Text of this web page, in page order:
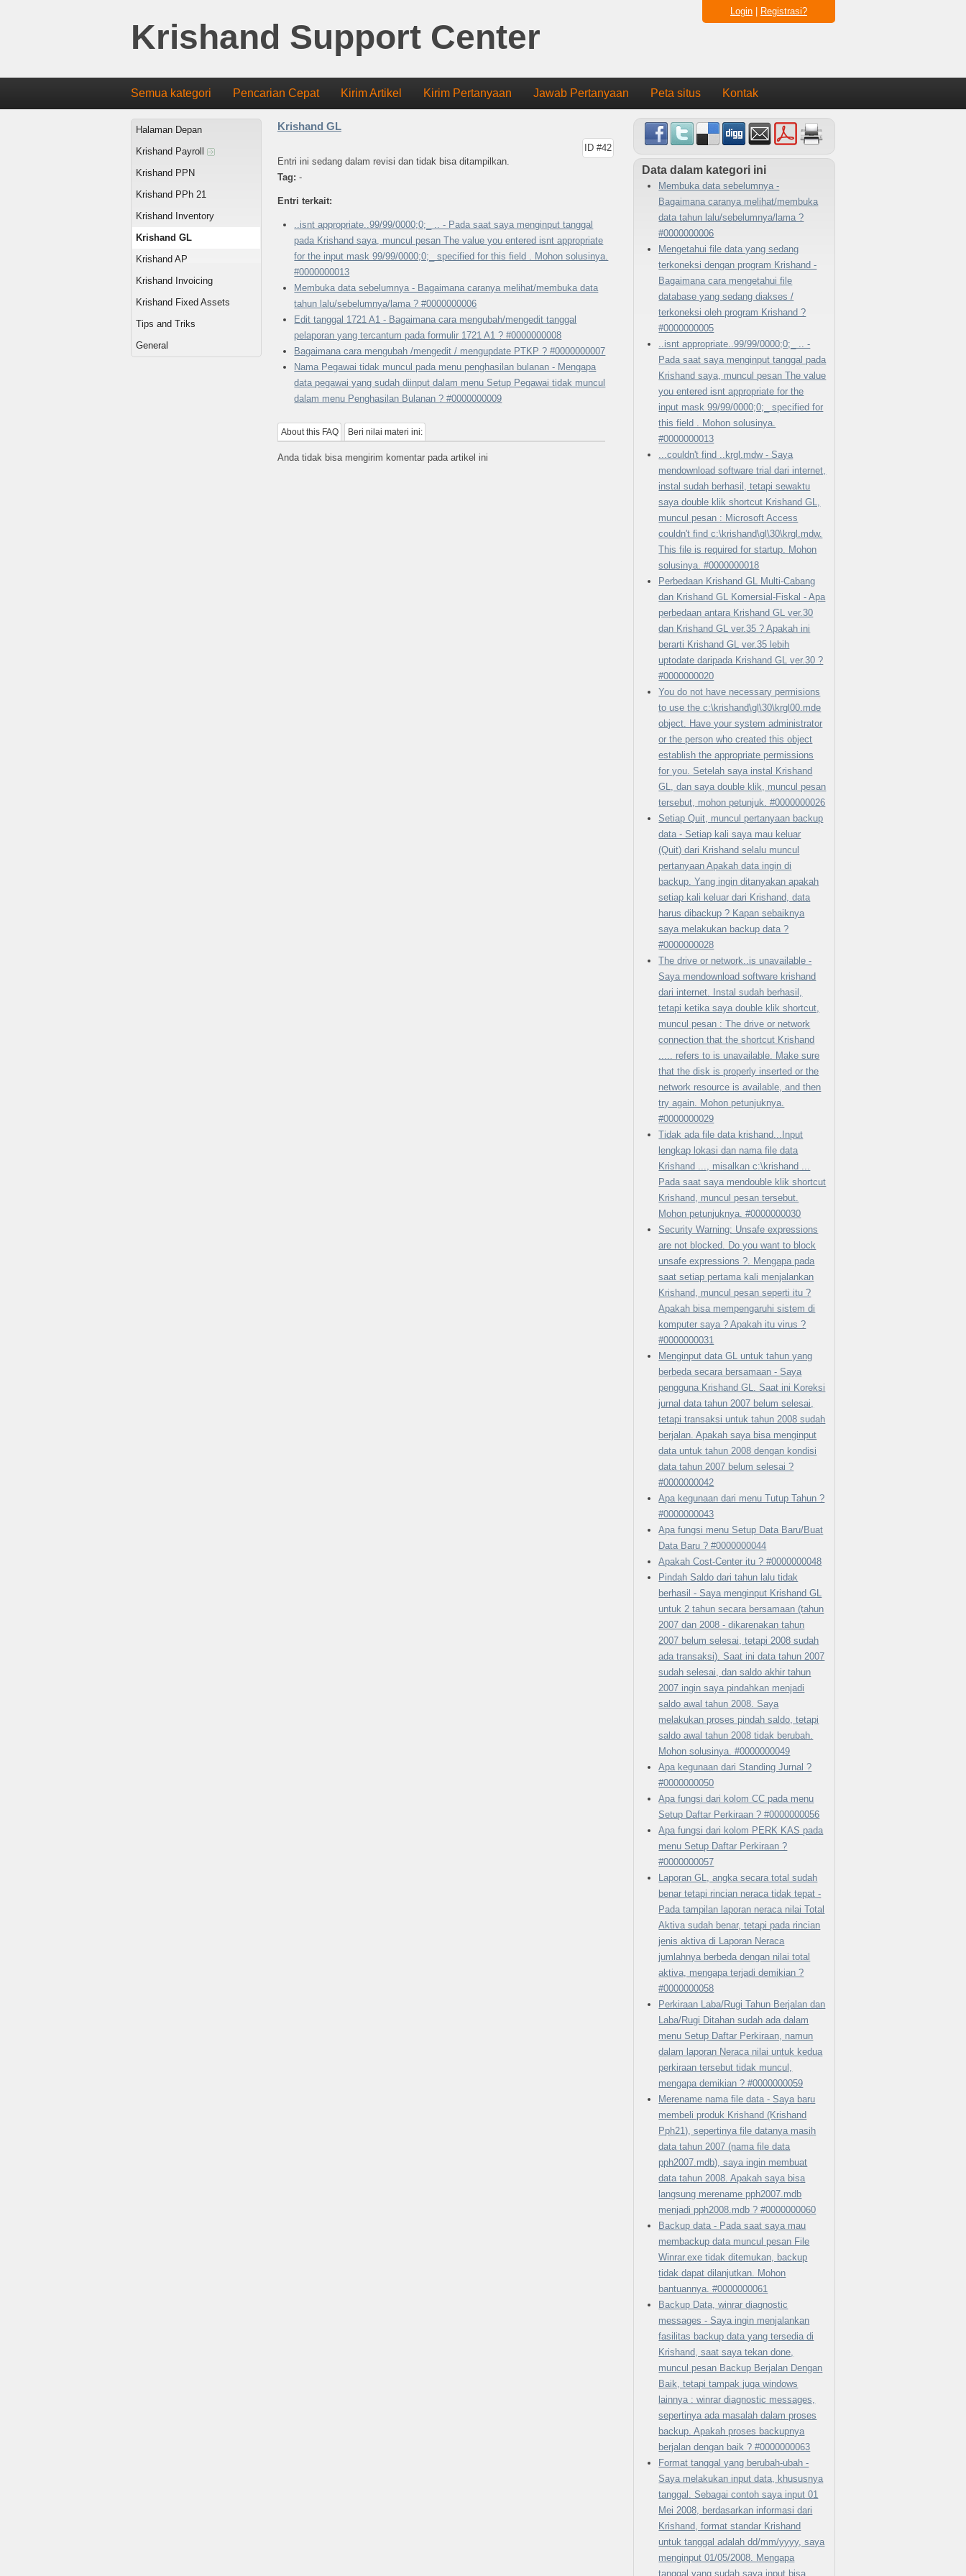
Login Registrasi?
Krishand Support Center
Semua kategori Pencarian Cepat Kirim Artikel Kirim Pertanyaan Jawab Pertanyaan Peta situs Kontak
Halaman Depan
Krishand Payroll
Krishand PPN
Krishand PPh 21
Krishand Inventory
Krishand GL
Krishand AP
Krishand Invoicing
Krishand Fixed Assets
Tips and Triks
General
Krishand GL
ID #42
Entri ini sedang dalam revisi dan tidak bisa ditampilkan.
Tag: -
Entri terkait:
..isnt appropriate..99/99/0000;0;_ .. - Pada saat saya menginput tanggal
pada Krishand saya, muncul pesan The value you entered isnt appropriate
for the input mask 99/99/0000;0;_ specified for this field . Mohon solusinya.
#0000000013
Membuka data sebelumnya - Bagaimana caranya melihat/membuka data
tahun lalu/sebelumnya/lama ? #0000000006
Edit tanggal 1721 A1 - Bagaimana cara mengubah/mengedit tanggal
pelaporan yang tercantum pada formulir 1721 A1 ? #0000000008
Bagaimana cara mengubah /mengedit / mengupdate PTKP ? #0000000007
Nama Pegawai tidak muncul pada menu penghasilan bulanan - Mengapa
data pegawai yang sudah diinput dalam menu Setup Pegawai tidak muncul
dalam menu Penghasilan Bulanan ? #0000000009
About this FAQ Beri nilai materi ini:
Anda tidak bisa mengirim komentar pada artikel ini
Data dalam kategori ini
Membuka data sebelumnya -
Bagaimana caranya melihat/membuka
data tahun lalu/sebelumnya/lama ?
#0000000006
Mengetahui file data yang sedang
terkoneksi dengan program Krishand -
Bagaimana cara mengetahui file
database yang sedang diakses /
terkoneksi oleh program Krishand ?
#0000000005
..isnt appropriate..99/99/0000;0;_ .. -
Pada saat saya menginput tanggal pada
Krishand saya, muncul pesan The value
you entered isnt appropriate for the
input mask 99/99/0000;0;_ specified for
this field . Mohon solusinya.
#0000000013
...couldn't find ..krgl.mdw - Saya
mendownload software trial dari internet,
instal sudah berhasil, tetapi sewaktu
saya double klik shortcut Krishand GL,
muncul pesan : Microsoft Access
couldn't find c:\krishand\gl\30\krgl.mdw.
This file is required for startup. Mohon
solusinya. #0000000018
Perbedaan Krishand GL Multi-Cabang
dan Krishand GL Komersial-Fiskal - Apa
perbedaan antara Krishand GL ver.30
dan Krishand GL ver.35 ? Apakah ini
berarti Krishand GL ver.35 lebih
uptodate daripada Krishand GL ver.30 ?
#0000000020
You do not have necessary permisions
to use the c:\krishand\gl\30\krgl00.mde
object. Have your system administrator
or the person who created this object
establish the appropriate permissions
for you. Setelah saya instal Krishand
GL, dan saya double klik, muncul pesan
tersebut, mohon petunjuk. #0000000026
Setiap Quit, muncul pertanyaan backup
data - Setiap kali saya mau keluar
(Quit) dari Krishand selalu muncul
pertanyaan Apakah data ingin di
backup. Yang ingin ditanyakan apakah
setiap kali keluar dari Krishand, data
harus dibackup ? Kapan sebaiknya
saya melakukan backup data ?
#0000000028
The drive or network..is unavailable -
Saya mendownload software krishand
dari internet. Instal sudah berhasil,
tetapi ketika saya double klik shortcut,
muncul pesan : The drive or network
connection that the shortcut Krishand
..... refers to is unavailable. Make sure
that the disk is properly inserted or the
network resource is available, and then
try again. Mohon petunjuknya.
#0000000029
Tidak ada file data krishand...Input
lengkap lokasi dan nama file data
Krishand ..., misalkan c:\krishand ...
Pada saat saya mendouble klik shortcut
Krishand, muncul pesan tersebut.
Mohon petunjuknya. #0000000030
Security Warning: Unsafe expressions
are not blocked. Do you want to block
unsafe expressions ?. Mengapa pada
saat setiap pertama kali menjalankan
Krishand, muncul pesan seperti itu ?
Apakah bisa mempengaruhi sistem di
komputer saya ? Apakah itu virus ?
#0000000031
Menginput data GL untuk tahun yang
berbeda secara bersamaan - Saya
pengguna Krishand GL. Saat ini Koreksi
jurnal data tahun 2007 belum selesai,
tetapi transaksi untuk tahun 2008 sudah
berjalan. Apakah saya bisa menginput
data untuk tahun 2008 dengan kondisi
data tahun 2007 belum selesai ?
#0000000042
Apa kegunaan dari menu Tutup Tahun ?
#0000000043
Apa fungsi menu Setup Data Baru/Buat
Data Baru ? #0000000044
Apakah Cost-Center itu ? #0000000048
Pindah Saldo dari tahun lalu tidak
berhasil - Saya menginput Krishand GL
untuk 2 tahun secara bersamaan (tahun
2007 dan 2008 - dikarenakan tahun
2007 belum selesai, tetapi 2008 sudah
ada transaksi). Saat ini data tahun 2007
sudah selesai, dan saldo akhir tahun
2007 ingin saya pindahkan menjadi
saldo awal tahun 2008. Saya
melakukan proses pindah saldo, tetapi
saldo awal tahun 2008 tidak berubah.
Mohon solusinya. #0000000049
Apa kegunaan dari Standing Jurnal ?
#0000000050
Apa fungsi dari kolom CC pada menu
Setup Daftar Perkiraan ? #0000000056
Apa fungsi dari kolom PERK KAS pada
menu Setup Daftar Perkiraan ?
#0000000057
Laporan GL, angka secara total sudah
benar tetapi rincian neraca tidak tepat -
Pada tampilan laporan neraca nilai Total
Aktiva sudah benar, tetapi pada rincian
jenis aktiva di Laporan Neraca
jumlahnya berbeda dengan nilai total
aktiva, mengapa terjadi demikian ?
#0000000058
Perkiraan Laba/Rugi Tahun Berjalan dan
Laba/Rugi Ditahan sudah ada dalam
menu Setup Daftar Perkiraan, namun
dalam laporan Neraca nilai untuk kedua
perkiraan tersebut tidak muncul,
mengapa demikian ? #0000000059
Merename nama file data - Saya baru
membeli produk Krishand (Krishand
Pph21), sepertinya file datanya masih
data tahun 2007 (nama file data
pph2007.mdb), saya ingin membuat
data tahun 2008. Apakah saya bisa
langsung merename pph2007.mdb
menjadi pph2008.mdb ? #0000000060
Backup data - Pada saat saya mau
membackup data muncul pesan File
Winrar.exe tidak ditemukan, backup
tidak dapat dilanjutkan. Mohon
bantuannya. #0000000061
Backup Data, winrar diagnostic
messages - Saya ingin menjalankan
fasilitas backup data yang tersedia di
Krishand, saat saya tekan done,
muncul pesan Backup Berjalan Dengan
Baik, tetapi tampak juga windows
lainnya : winrar diagnostic messages,
sepertinya ada masalah dalam proses
backup. Apakah proses backupnya
berjalan dengan baik ? #0000000063
Format tanggal yang berubah-ubah -
Saya melakukan input data, khususnya
tanggal. Sebagai contoh saya input 01
Mei 2008, berdasarkan informasi dari
Krishand, format standar Krishand
untuk tanggal adalah dd/mm/yyyy, saya
menginput 01/05/2008. Mengapa
tanggal yang sudah saya input bisa